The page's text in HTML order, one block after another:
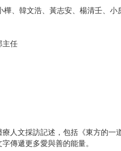
、韓文浩、黃志安、楊清壬、
主任
人文採訪記述，包括《東方的
傳遞更多愛與善的能量。